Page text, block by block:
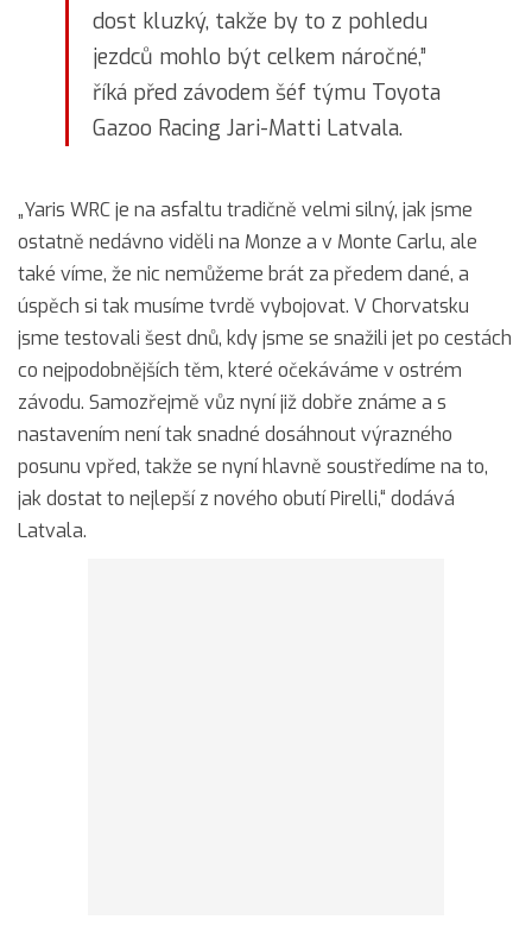
dost kluzký, takže by to z pohledu
jezdců mohlo být celkem náročné,”
říká před závodem šéf týmu Toyota
Gazoo Racing Jari-Matti Latvala.
„Yaris WRC je na asfaltu tradičně velmi silný, jak jsme
ostatně nedávno viděli na Monze a v Monte Carlu, ale
také víme, že nic nemůžeme brát za předem dané, a
úspěch si tak musíme tvrdě vybojovat. V Chorvatsku
jsme testovali šest dnů, kdy jsme se snažili jet po cestách
co nejpodobnějších těm, které očekáváme v ostrém
závodu. Samozřejmě vůz nyní již dobře známe a s
nastavením není tak snadné dosáhnout výrazného
posunu vpřed, takže se nyní hlavně soustředíme na to,
jak dostat to nejlepší z nového obutí Pirelli,“ dodává
Latvala.